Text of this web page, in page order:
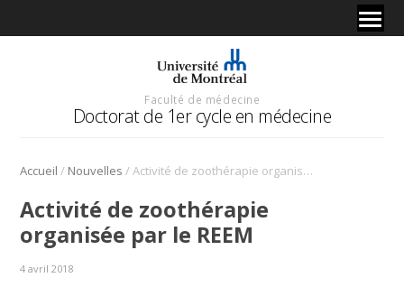
Faculté de médecine
Doctorat de 1er cycle en médecine
Accueil / Nouvelles / Activité de zoothérapie organisée par le REEM
Activité de zoothérapie
organisée par le REEM
4 avril 2018